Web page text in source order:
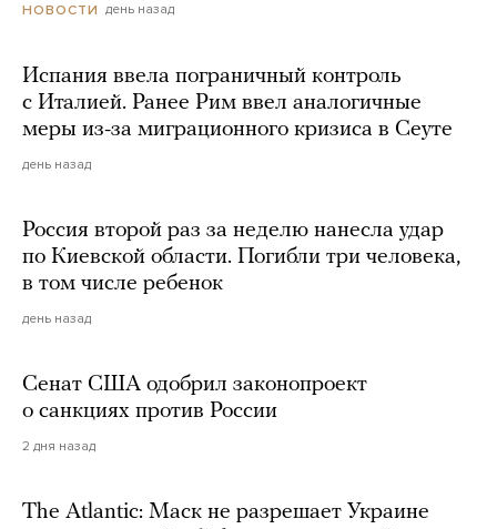
НОВОСТИ день назад
Испания ввела пограничный контроль
с Италией. Ранее Рим ввел аналогичные
меры из-за миграционного кризиса в Сеуте
день назад
Россия второй раз за неделю нанесла удар
по Киевской области. Погибли три человека,
в том числе ребенок
день назад
Сенат США одобрил законопроект
о санкциях против России
2 дня назад
The Atlantic: Маск не разрешает Украине